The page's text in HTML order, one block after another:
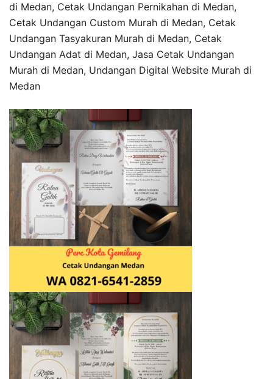
di Medan, Cetak Undangan Pernikahan di Medan,
Cetak Undangan Custom Murah di Medan, Cetak
Undangan Tasyakuran Murah di Medan, Cetak
Undangan Adat di Medan, Jasa Cetak Undangan
Murah di Medan, Undangan Digital Website Murah di
Medan